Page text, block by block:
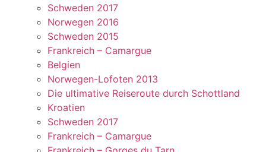
Schweden 2017
Norwegen 2016
Schweden 2015
Frankreich – Camargue
Belgien
Norwegen-Lofoten 2013
Die ultimative Reiseroute durch Schottland
Kroatien
Schweden 2017
Frankreich – Camargue